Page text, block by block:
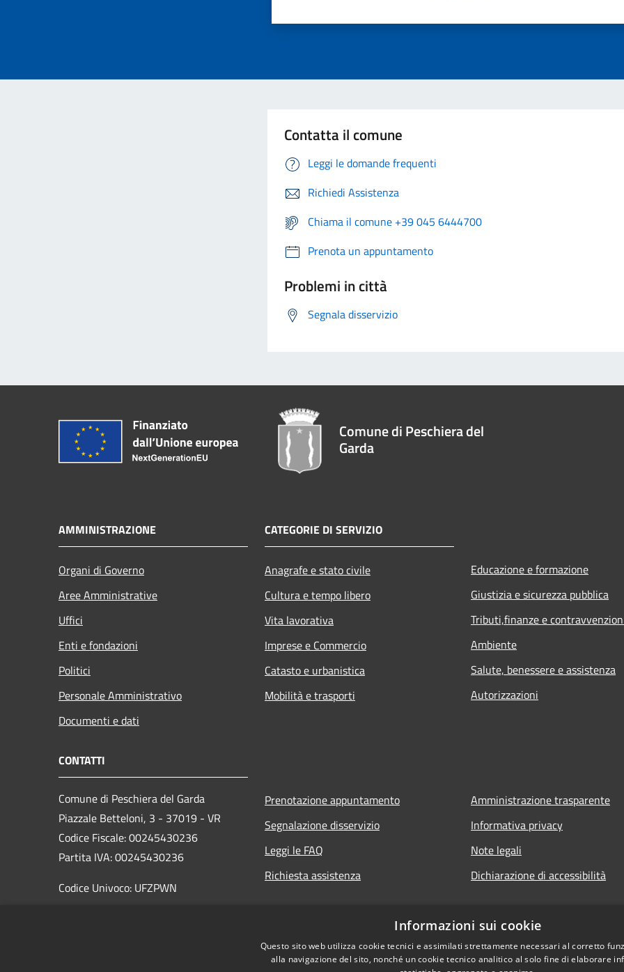
Contatta il comune
Leggi le domande frequenti
Richiedi Assistenza
Chiama il comune +39 045 6444700
Prenota un appuntamento
Problemi in città
Segnala disservizio
Comune di Peschiera del
Garda
AMMINISTRAZIONE
Organi di Governo
Aree Amministrative
Uffici
Enti e fondazioni
Politici
Personale Amministrativo
Documenti e dati
CATEGORIE DI SERVIZIO
Anagrafe e stato civile
Cultura e tempo libero
Vita lavorativa
Imprese e Commercio
Catasto e urbanistica
Mobilità e trasporti
Educazione e formazione
Giustizia e sicurezza pubblica
Tributi,finanze e
Ambiente
Salute, benessere e assistenza
Autorizzazioni
CONTATTI
Comune di Peschiera del Garda
Piazzale Betteloni, 3 - 37019 - VR
Codice Fiscale: 00245430236
Partita IVA: 00245430236
Codice Univoco: UFZPWN
Prenotazione appuntamento
Segnalazione disservizio
Leggi le FAQ
Richiesta assistenza
Amministrazione trasparente
Informativa privacy
Note legali
Dichiarazione di accessibilità
Informazioni sui cookie
Questo sito web utilizza cookie tecnici e assimilati strettamente necessari al corretto
alla navigazione del sito, nonché un cookie tecnico analitico al solo fine di elaborare